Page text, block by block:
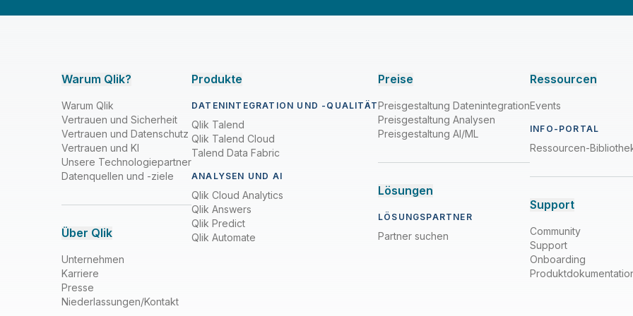
Warum Qlik?
Warum Qlik
Vertrauen und Sicherheit
Vertrauen und Datenschutz
Vertrauen und KI
Unsere Technologiepartner
Datenquellen und -ziele
Über Qlik
Unternehmen
Karriere
Presse
Niederlassungen/Kontakt
Produkte
DATENINTEGRATION UND -QUALITÄT
Qlik Talend
Qlik Talend Cloud
Talend Data Fabric
ANALYSEN UND AI
Qlik Cloud Analytics
Qlik Answers
Qlik Predict
Qlik Automate
Preise
Preisgestaltung Datenintegration
Preisgestaltung Analysen
Preisgestaltung AI/ML
Lösungen
LÖSUNGSPARTNER
Partner suchen
Ressourcen
Events
INFO-PORTAL
Ressourcen-
Support
Community
Support
Onboarding